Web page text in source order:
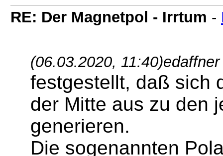
RE: Der Magnetpol - Irrtum -
(06.03.2020, 11:40)
festgestellt, daß sich
der Mitte aus zu den
generieren.
Die sogenannten